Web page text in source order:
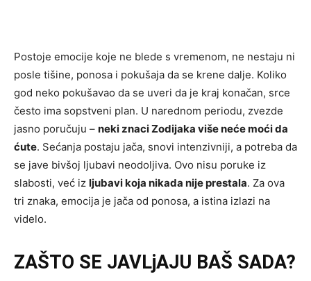
Postoje emocije koje ne blede s vremenom, ne nestaju ni
posle tišine, ponosa i pokušaja da se krene dalje. Koliko
god neko pokušavao da se uveri da je kraj konačan, srce
često ima sopstveni plan. U narednom periodu, zvezde
jasno poručuju – neki znaci Zodijaka više neće moći da
ćute. Sećanja postaju jača, snovi intenzivniji, a potreba da
se jave bivšoj ljubavi neodoljiva. Ovo nisu poruke iz
slabosti, već iz ljubavi koja nikada nije prestala. Za ova
tri znaka, emocija je jača od ponosa, a istina izlazi na
videlo.
ZAŠTO SE JAVLjAJU BAŠ SADA?